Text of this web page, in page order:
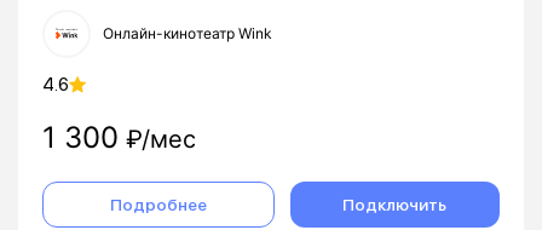
Онлайн-кинотеатр Wink
4.6
1 300 ₽/мес
Подробнее Подключить